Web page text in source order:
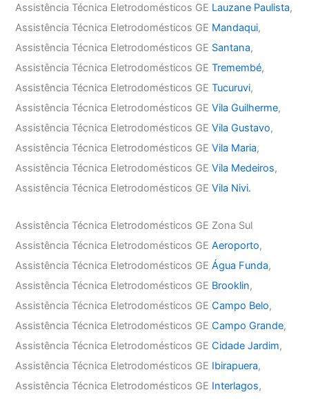
Assistência Técnica Eletrodomésticos GE Lauzane Paulista,
Assistência Técnica Eletrodomésticos GE Mandaqui,
Assistência Técnica Eletrodomésticos GE Santana,
Assistência Técnica Eletrodomésticos GETremembé,
Assistência Técnica Eletrodomésticos GETucuruvi,
Assistência Técnica Eletrodomésticos GEVila Guilherme,
Assistência Técnica Eletrodomésticos GEVila Gustavo,
Assistência Técnica Eletrodomésticos GEVila Maria,
Assistência Técnica Eletrodomésticos GEVila Medeiros,
Assistência Técnica Eletrodomésticos GEVila Nivi.
Assistência Técnica Eletrodomésticos GE Zona Sul
Assistência Técnica Eletrodomésticos GEAeroporto,
Assistência Técnica Eletrodomésticos GEÁgua Funda,
Assistência Técnica Eletrodomésticos GE Brooklin,
Assistência Técnica Eletrodomésticos GECampo Belo,
Assistência Técnica Eletrodomésticos GECampo Grande,
Assistência Técnica Eletrodomésticos GECidade Jardim,
Assistência Técnica Eletrodomésticos GE Ibirapuera,
Assistência Técnica Eletrodomésticos GE Interlagos,